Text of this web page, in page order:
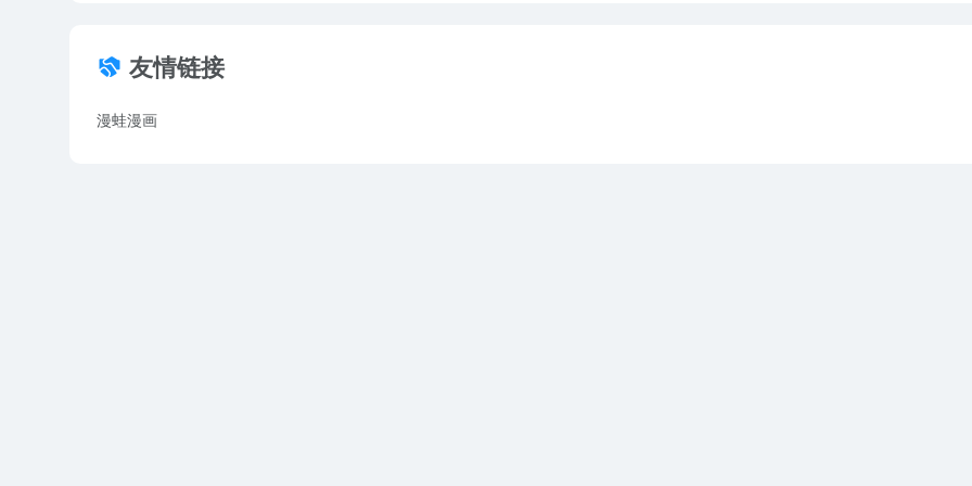
友情链接
漫蛙漫画